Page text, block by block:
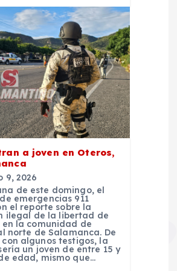
a joven en Oteros,
9, 2026
de este domingo, el
emergencias 911
el reporte sobre la
ilegal de la libertad de
en la comunidad de
norte de Salamanca. De
algunos testigos, la
un joven de entre 15 y
edad, mismo que…